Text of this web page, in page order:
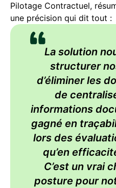
Pilotage Contractuel,
une précision qui dit tout :
La solution
structurer
d’éliminer les
de
informations
gagné en
lors des
qu’en
C’est un vrai
posture pour